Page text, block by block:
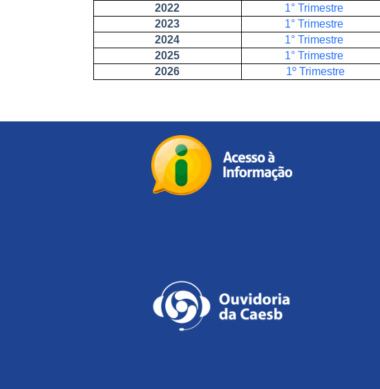
2022
1° Trimestre
2023
1° Trimestre
2024
1° Trimestre
2025
1° Trimestre
2026
1º Trimestre